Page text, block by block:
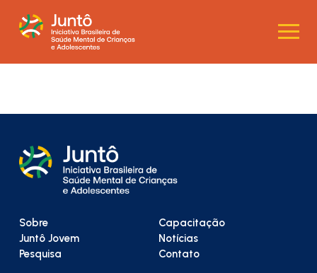
Sobre
Capacitação
Juntô Jovem
Notícias
Pesquisa
Contato